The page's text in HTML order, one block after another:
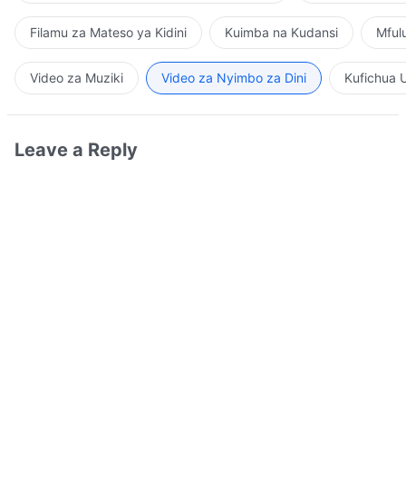
Filamu za Mateso ya Kidini Kuimba na Kudansi
Video za Muziki Video za Nyimbo za Dini Kufichua
Leave a Reply